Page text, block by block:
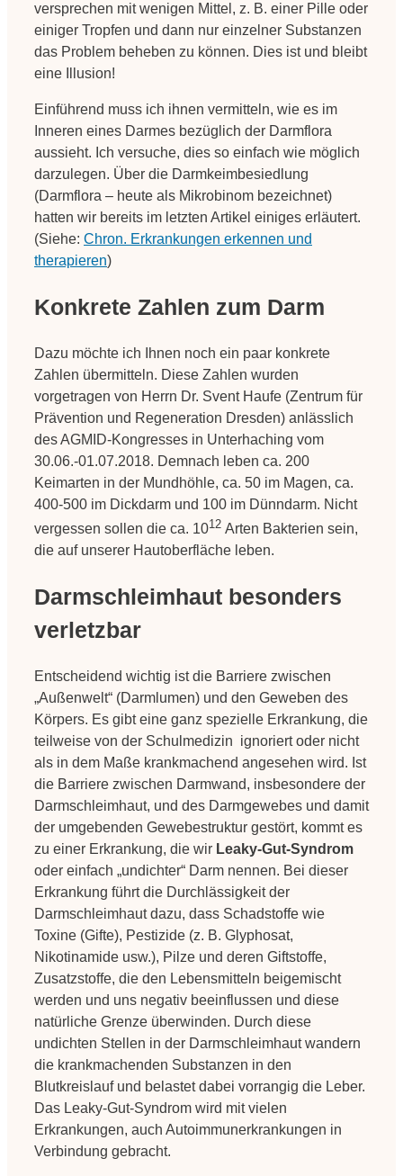
versprechen mit wenigen Mittel, z. B. einer Pille oder
einiger Tropfen und dann nur einzelner Substanzen
das Problem beheben zu können. Dies ist und bleibt
eine Illusion!
Einführend muss ich ihnen vermitteln, wie es im
Inneren eines Darmes bezüglich der Darmflora
aussieht. Ich versuche, dies so einfach wie möglich
darzulegen. Über die Darmkeimbesiedlung
(Darmflora – heute als Mikrobinom bezeichnet)
hatten wir bereits im letzten Artikel einiges erläutert.
(Siehe: Chron. Erkrankungen erkennen und
therapieren)
Konkrete Zahlen zum Darm
Dazu möchte ich Ihnen noch ein paar konkrete
Zahlen übermitteln. Diese Zahlen wurden
vorgetragen von Herrn Dr. Svent Haufe (Zentrum für
Prävention und Regeneration Dresden) anlässlich
des AGMID-Kongresses in Unterhaching vom
30.06.-01.07.2018. Demnach leben ca. 200
Keimarten in der Mundhöhle, ca. 50 im Magen, ca.
400-500 im Dickdarm und 100 im Dünndarm. Nicht
vergessen sollen die ca. 1012 Arten Bakterien sein,
die auf unserer Hautoberfläche leben.
Darmschleimhaut besonders
verletzbar
Entscheidend wichtig ist die Barriere zwischen
„Außenwelt“ (Darmlumen) und den Geweben des
Körpers. Es gibt eine ganz spezielle Erkrankung, die
teilweise von der Schulmedizin ignoriert oder nicht
als in dem Maße krankmachend angesehen wird. Ist
die Barriere zwischen Darmwand, insbesondere der
Darmschleimhaut, und des Darmgewebes und damit
der umgebenden Gewebestruktur gestört, kommt es
zu einer Erkrankung, die wir Leaky-Gut-Syndrom
oder einfach „undichter“ Darm nennen. Bei dieser
Erkrankung führt die Durchlässigkeit der
Darmschleimhaut dazu, dass Schadstoffe wie
Toxine (Gifte), Pestizide (z. B. Glyphosat,
Nikotinamide usw.), Pilze und deren Giftstoffe,
Zusatzstoffe, die den Lebensmitteln beigemischt
werden und uns negativ beeinflussen und diese
natürliche Grenze überwinden. Durch diese
undichten Stellen in der Darmschleimhaut wandern
die krankmachenden Substanzen in den
Blutkreislauf und belastet dabei vorrangig die Leber.
Das Leaky-Gut-Syndrom wird mit vielen
Erkrankungen, auch Autoimmunerkrankungen in
Verbindung gebracht.